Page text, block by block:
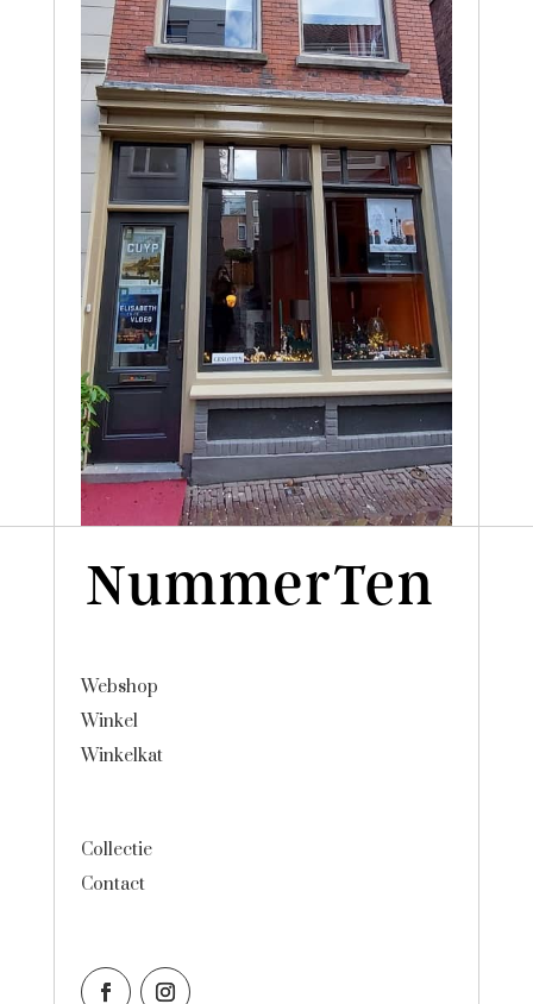
Webshop
Winkel
Winkelkat
Collectie
Contact